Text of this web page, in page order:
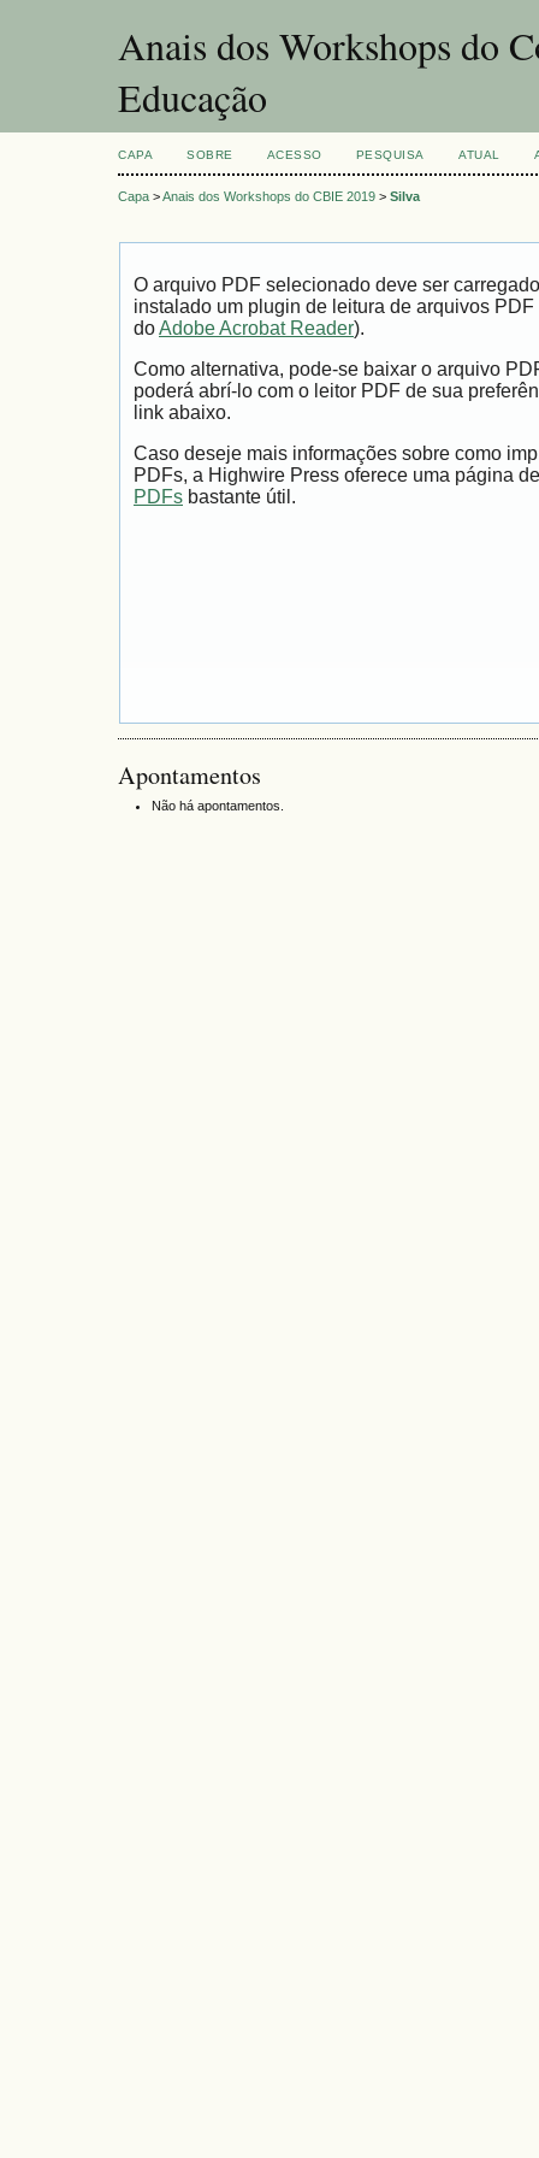
Anais dos Workshops do
Educação
CAPA SOBRE ACESSO PESQUISA ATUAL
Capa >Anais dos Workshops do CBIE 2019 > Silva
O arquivo PDF selecionado deve ser
instalado um plugin de leitura de arquivos
doAdobe Acrobat Reader).
Como alternativa, pode-se baixar o arquivo
poderá abrí-lo com o leitor PDF de sua
link abaixo.
Caso deseje mais informações sobre como
PDFs, a Highwire Press oferece uma página
PDFs bastante útil.
Apontamentos
Não há apontamentos.